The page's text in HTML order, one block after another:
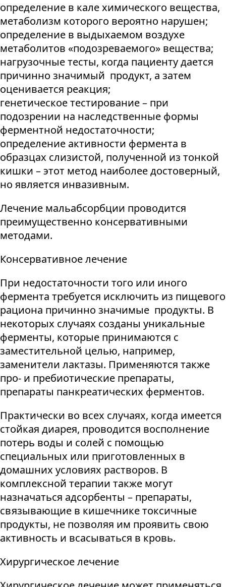
определение в кале химического вещества,
метаболизм которого вероятно нарушен;
определение в выдыхаемом воздухе
метаболитов «подозреваемого» вещества;
нагрузочные тесты, когда пациенту дается
причинно значимый продукт, а затем
оценивается реакция;
генетическое тестирование – при
подозрении на наследственные формы
ферментной недостаточности;
определение активности фермента в
образцах слизистой, полученной из тонкой
кишки – этот метод наиболее достоверный,
но является инвазивным.
Лечение мальабсорбции проводится
преимущественно консервативными
методами.
Консервативное лечение
При недостаточности того или иного
фермента требуется исключить из пищевого
рациона причинно значимые продукты. В
некоторых случаях созданы уникальные
ферменты, которые принимаются с
заместительной целью, например,
заменители лактазы. Применяются также
про- и пребиотические препараты,
препараты панкреатических ферментов.
Практически во всех случаях, когда имеется
стойкая диарея, проводится восполнение
потерь воды и солей с помощью
специальных или приготовленных в
домашних условиях растворов. В
комплексной терапии также могут
назначаться адсорбенты – препараты,
связывающие в кишечнике токсичные
продукты, не позволяя им проявить свою
активность и всасываться в кровь.
Хирургическое лечение